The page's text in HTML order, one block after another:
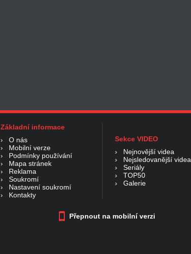
Základní informace
› O nás
› Mobilní verze
› Podmínky používání
› Mapa stránek
› Reklama
› Soukromí
› Nastavení soukromí
› Kontakty
Sekce VIDEO
› Nejnovější videa
› Nejsledovanější videa
› Seriály
› TOP50
› Galerie
Přepnout na mobilní verzi